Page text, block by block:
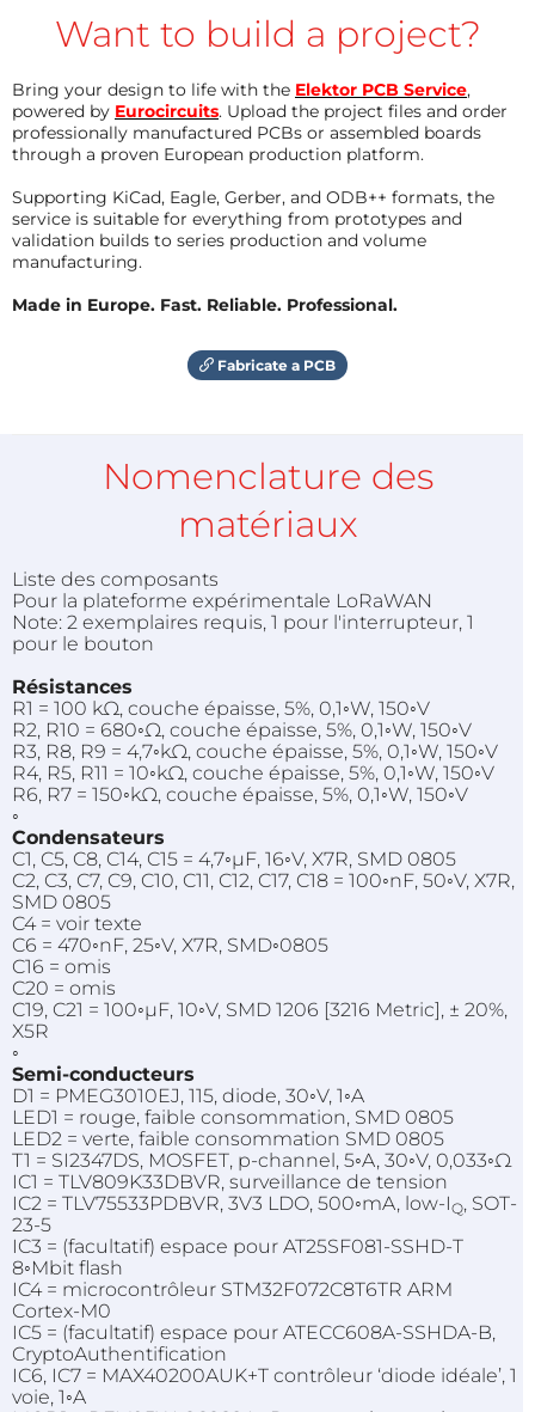
Want to build a project?
Bring your design to life with the Elektor PCB Service,
powered by Eurocircuits. Upload the project files and order
professionally manufactured PCBs or assembled boards
through a proven European production platform.
Supporting KiCad, Eagle, Gerber, and ODB++ formats, the
service is suitable for everything from prototypes and
validation builds to series production and volume
manufacturing.
Made in Europe. Fast. Reliable. Professional.
Fabricate a PCB
Nomenclature des
matériaux
Liste des composants
Pour la plateforme expérimentale LoRaWAN
Note: 2 exemplaires requis, 1 pour l'interrupteur, 1
pour le bouton
Résistances
R1 = 100 kΩ, couche épaisse, 5%, 0,1◦W, 150◦V
R2, R10 = 680◦Ω, couche épaisse, 5%, 0,1◦W, 150◦V
R3, R8, R9 = 4,7◦kΩ, couche épaisse, 5%, 0,1◦W, 150◦V
R4, R5, R11 = 10◦kΩ, couche épaisse, 5%, 0,1◦W, 150◦V
R6, R7 = 150◦kΩ, couche épaisse, 5%, 0,1◦W, 150◦V
◦
Condensateurs
C1, C5, C8, C14, C15 = 4,7◦µF, 16◦V, X7R, SMD 0805
C2, C3, C7, C9, C10, C11, C12, C17, C18 = 100◦nF, 50◦V, X7R,
SMD 0805
C4 = voir texte
C6 = 470◦nF, 25◦V, X7R, SMD◦0805
C16 = omis
C20 = omis
C19, C21 = 100◦µF, 10◦V, SMD 1206 [3216 Metric], ± 20%,
X5R
◦
Semi-conducteurs
D1 = PMEG3010EJ, 115, diode, 30◦V, 1◦A
LED1 = rouge, faible consommation, SMD 0805
LED2 = verte, faible consommation SMD 0805
T1 = SI2347DS, MOSFET, p-channel, 5◦A, 30◦V, 0,033◦Ω
IC1 = TLV809K33DBVR, surveillance de tension
IC2 = TLV75533PDBVR, 3V3 LDO, 500◦mA, low-IQ, SOT-
23-5
IC3 = (facultatif) espace pour AT25SF081-SSHD-T
8◦Mbit flash
IC4 = microcontrôleur STM32F072C8T6TR ARM
Cortex-M0
IC5 = (facultatif) espace pour ATECC608A-SSHDA-B,
CryptoAuthentification
IC6, IC7 = MAX40200AUK+T contrôleur ‘diode idéale’, 1
voie, 1◦A